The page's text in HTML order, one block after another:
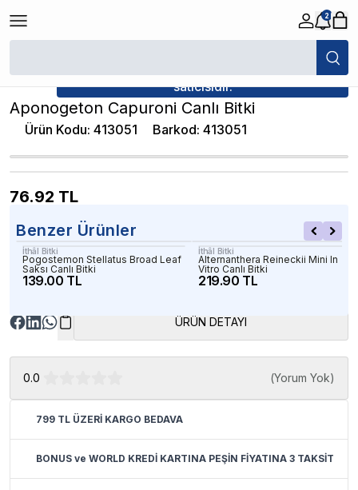
2
/
satıcısıdır.
Aponogeton Capuroni Canlı Bitki
Ürün Kodu: 413051 Barkod: 413051
76.92 TL
Benzer Ürünler
İthâl Bitki
Pogostemon Stellatus Broad Leaf
Saksı Canlı Bitki
139.00 TL
İthâl Bitki
Alternanthera Reineckii Mini In
Vitro Canlı Bitki
219.90 TL
ÜRÜN DETAYI
0.0 (Yorum Yok)
799 TL ÜZERİ KARGO BEDAVA
BONUS ve WORLD KREDİ KARTINA PEŞİN FİYATINA 3 TAKSİT